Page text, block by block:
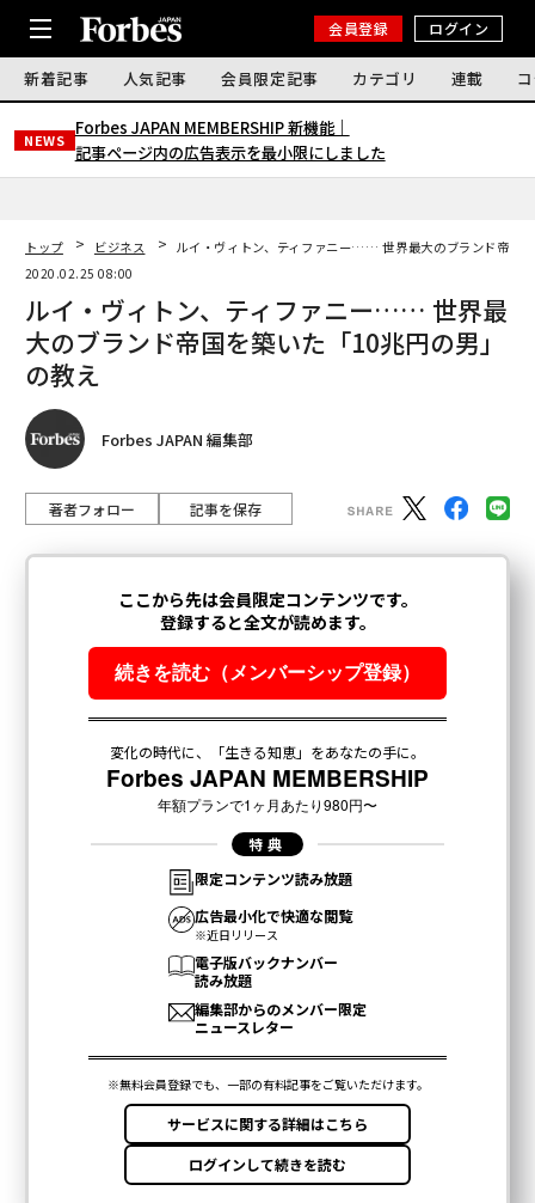
会員登録 ログイン
新着記事 人気記事 会員限定記事 カテゴリ 連載
NEWS
Forbes JAPAN MEMBERSHIP 新機能｜
記事ページ内の広告表示を最小限にしました
トップ ビジネス
ルイ・ヴィトン、ティファニー…… 世界最大のブランド帝国
2020.02.25 08:00
ルイ・ヴィトン、ティファニー…… 世界最
大のブランド帝国を築いた「10兆円の男」
の教え
Forbes JAPAN 編集部
著者フォロー 記事を保存